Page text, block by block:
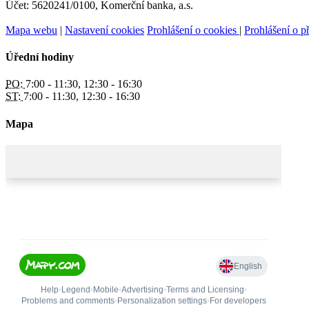
Účet: 5620241/0100, Komerční banka, a.s.
Mapa webu | Nastavení cookies Prohlášení o cookies | Prohlášení o
Úřední hodiny
PO: 7:00 - 11:30, 12:30 - 16:30
ST: 7:00 - 11:30, 12:30 - 16:30
Mapa